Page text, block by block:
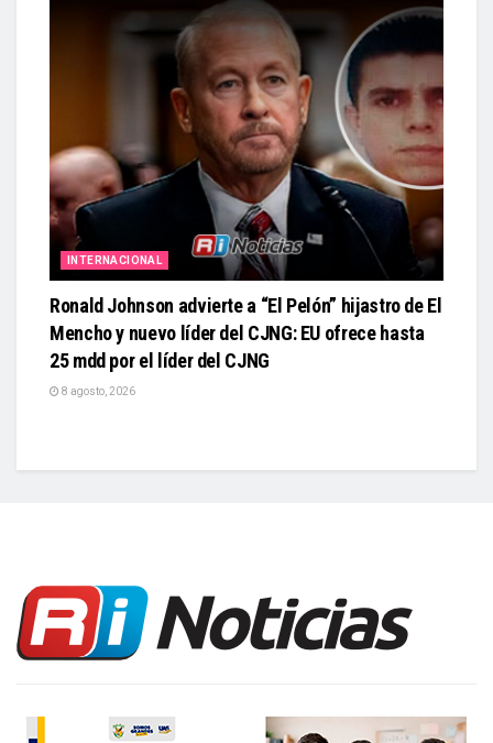
INTERNACIONAL
Ronald Johnson advierte a “El Pelón” hijastro de El
Mencho y nuevo líder del CJNG: EU ofrece hasta
25 mdd por el líder del CJNG
8 agosto, 2026